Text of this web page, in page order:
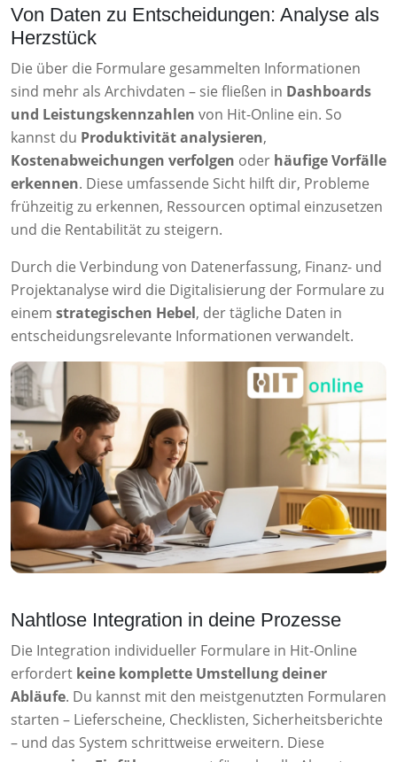
Von Daten zu Entscheidungen: Analyse als
Herzstück
Die über die Formulare gesammelten Informationen
sind mehr als Archivdaten – sie fließen in Dashboards
und Leistungskennzahlen von Hit-Online ein. So
kannst du Produktivität analysieren,
Kostenabweichungen verfolgen oder häufige Vorfälle
erkennen. Diese umfassende Sicht hilft dir, Probleme
frühzeitig zu erkennen, Ressourcen optimal einzusetzen
und die Rentabilität zu steigern.
Durch die Verbindung von Datenerfassung, Finanz- und
Projektanalyse wird die Digitalisierung der Formulare zu
einem strategischen Hebel, der tägliche Daten in
entscheidungsrelevante Informationen verwandelt.
Nahtlose Integration in deine Prozesse
Die Integration individueller Formulare in Hit-Online
erfordert keine komplette Umstellung deiner
Abläufe. Du kannst mit den meistgenutzten Formularen
starten – Lieferscheine, Checklisten, Sicherheitsberichte
– und das System schrittweise erweitern. Diese